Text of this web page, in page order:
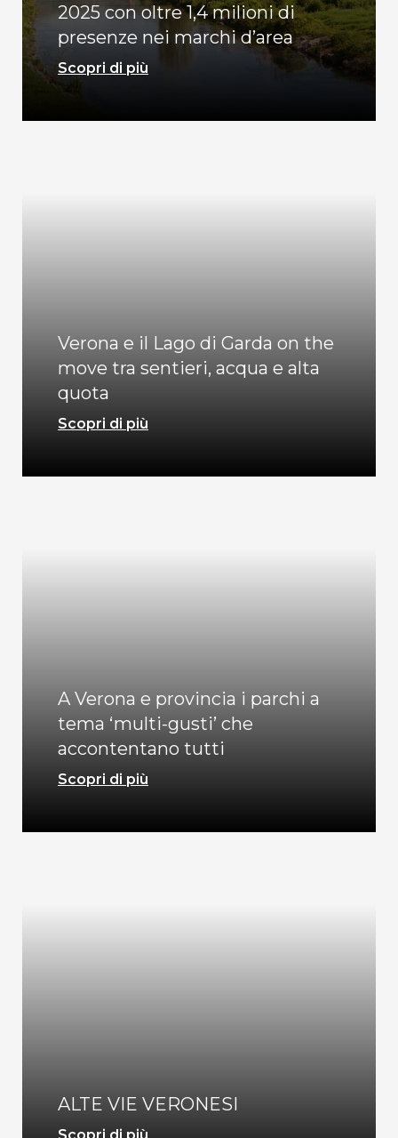
2025 con oltre 1,4 milioni di
presenze nei marchi d’area
Scopri di più
Verona e il Lago di Garda on the
move tra sentieri, acqua e alta
quota
Scopri di più
A Verona e provincia i parchi a
tema ‘multi-gusti’ che
accontentano tutti
Scopri di più
ALTE VIE VERONESI